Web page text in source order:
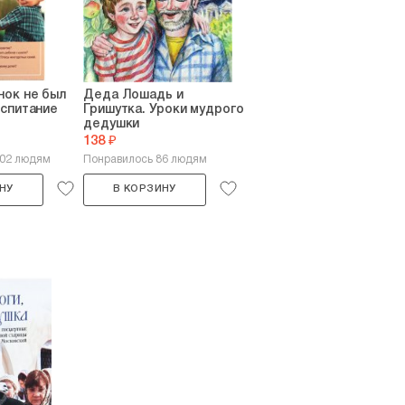
не был
людям
Деда Лошадь и
Гришутка. Уроки мудрого
дедушки
138 ₽
Понравилось 86 людям
В КОРЗИНУ